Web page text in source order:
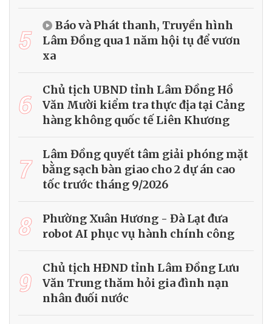
5
Báo và Phát thanh, Truyền hình
Lâm Đồng qua 1 năm hội tụ để vươn
xa
6
Chủ tịch UBND tỉnh Lâm Đồng Hồ
Văn Mười kiểm tra thực địa tại Cảng
hàng không quốc tế Liên Khương
7
Lâm Đồng quyết tâm giải phóng mặt
bằng sạch bàn giao cho 2 dự án cao
tốc trước tháng 9/2026
8
Phường Xuân Hương - Đà Lạt đưa
robot AI phục vụ hành chính công
9
Chủ tịch HĐND tỉnh Lâm Đồng Lưu
Văn Trung thăm hỏi gia đình nạn
nhân đuối nước